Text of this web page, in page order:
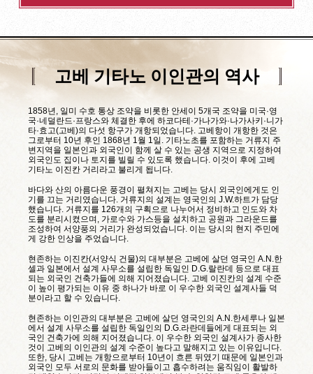
고베 기타노 이인관의 역사
1858년, 일미 수호 통상 조약을 비롯한 안세이 5개국 조약을 미국·영
국·네덜란드·프랑스와 체결한 후에 하코다테·가나가와·나가사키·니가
타·효고(고베)의 다섯 항구가 개항되었습니다. 고베항이 개항한 것은
그로부터 10년 후인 1868년 1월 1일. 기타노초를 포함하는 거류지 주
변지역을 일본인과 외국인이 함께 살 수 있는 공생 지역으로 지정하여
외국인도 집이나 토지를 빌릴 수 있도록 했습니다. 이것이 후에 고베
기타노 이진칸 거리라고 불리게 됩니다.
바다와 산의 아름다운 풍경이 펼쳐지는 고베는 당시 외국인에게도 인
기를 끄는 거리였습니다. 거류지의 설계는 영국인의 J.W.하트가 담당
했습니다. 거류지를 126개의 구획으로 나누어서 정비하고 인도와 차
도를 분리시켰으며, 가로수와 가스등을 설치하고 공원과 그라운드를
조성하여 서양풍의 거리가 완성되었습니다. 이는 당시의 현지 주민에
게 강한 인상을 주었습니다.
현존하는 이진칸(서양식 건물)의 대부분은 고베에 살던 영국인 A.N.한
셀과 일본에서 설계 사무소를 설립한 독일인 D.G.랄란데 등으로 대표
되는 외국인 건축가들에 의해 지어졌습니다. 고베 이진칸의 설계 수준
이 높이 평가되는 이유 중 하나가 바로 이 우수한 외국인 설계사들 덕
분이라고 할 수 있습니다.
현존하는 이인관의 대부분은 고베에 살던 영국인의 A.N.한세루나 일본
에서 설계 사무소를 설립한 독일인의 D.G.라란데들에게 대표되는 외
국인 건축가에 의해 지어졌습니다. 이 우수한 외국인 설계사가 종사한
것이 고베의 이인관의 설계 수준이 높다고 말해지고 있는 이유입니다.
또한, 당시 고베는 개항으로부터 10년이 흐른 뒤였기 때문에 일본인과
외국인 모두 서로의 문화를 받아들이고 흡수하려는 움직임이 활발하